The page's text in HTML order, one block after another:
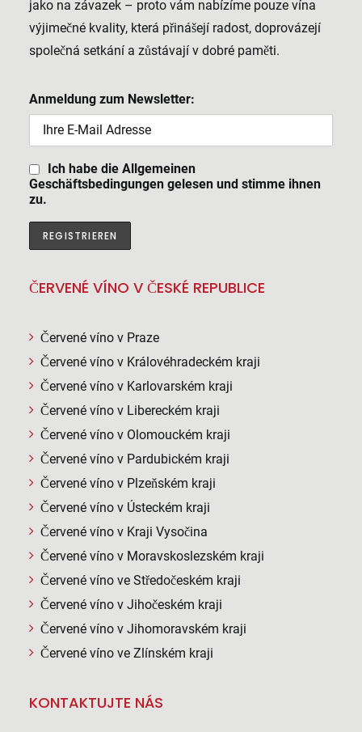
jako na závazek – proto vám nabízíme pouze vína
výjimečné kvality, která přinášejí radost, doprovázejí
společná setkání a zůstávají v dobré paměti.
Anmeldung zum Newsletter:
Ich habe die Allgemeinen
Geschäftsbedingungen gelesen und stimme ihnen
zu.
ČERVENÉ VÍNO V ČESKÉ REPUBLICE
Červené víno v Praze
Červené víno v Královéhradeckém kraji
Červené víno v Karlovarském kraji
Červené víno v Libereckém kraji
Červené víno v Olomouckém kraji
Červené víno v Pardubickém kraji
Červené víno v Plzeňském kraji
Červené víno v Ústeckém kraji
Červené víno v Kraji Vysočina
Červené víno v Moravskoslezském kraji
Červené víno ve Středočeském kraji
Červené víno v Jihočeském kraji
Červené víno v Jihomoravském kraji
Červené víno ve Zlínském kraji
KONTAKTUJTE NÁS